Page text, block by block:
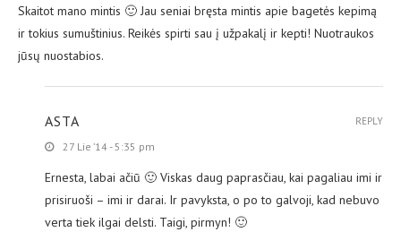
Skaitot mano mintis 🙂 Jau seniai bręsta mintis apie bagetės kepimą
ir tokius sumuštinius. Reikės spirti sau į užpakalį ir kepti! Nuotraukos
jūsų nuostabios.
ASTA
27 Lie ’14 - 5:35 pm
Ernesta, labai ačiū 🙂 Viskas daug paprasčiau, kai pagaliau imi ir
prisiruoši – imi ir darai. Ir pavyksta, o po to galvoji, kad nebuvo
verta tiek ilgai delsti. Taigi, pirmyn! 🙂
REPLY